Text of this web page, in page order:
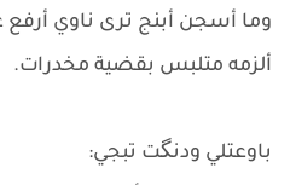
وما أسجن أبنج ترى ناوي أرفع
ألزمه متلبس بقضية مخدرات.
​باوعتلي ودنگت تبجي: